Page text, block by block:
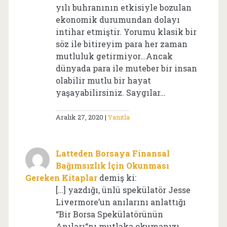
yılı buhranının etkisiyle bozulan
ekonomik durumundan dolayı
intihar etmiştir. Yorumu klasik bir
söz ile bitireyim para her zaman
mutluluk getirmiyor…Ancak
dünyada para ile muteber bir insan
olabilir mutlu bir hayat
yaşayabilirsiniz. Saygılar…
Aralık 27, 2020 Yanıtla
Latteden Borsaya Finansal
Bağımsızlık İçin Okunması
Gereken Kitaplar demiş ki:
[…] yazdığı, ünlü spekülatör Jesse
Livermore’un anılarını anlattığı
“Bir Borsa Spekülatörünün